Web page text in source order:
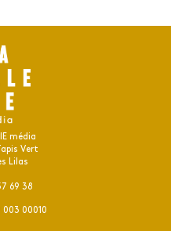
média
Vert
Lilas
69 38
003 00010